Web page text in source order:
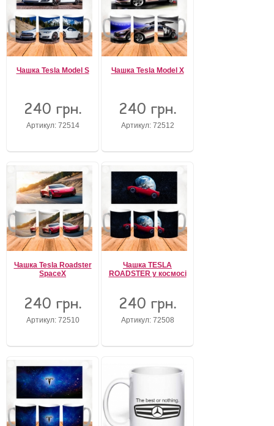
Чашка Tesla Model S
240 грн.
Артикул: 72514
Чашка Tesla Model X
240 грн.
Артикул: 72512
Чашка Tesla Roadster
SpaceX
240 грн.
Артикул: 72510
Чашка TESLA
ROADSTER у космосі
240 грн.
Артикул: 72508